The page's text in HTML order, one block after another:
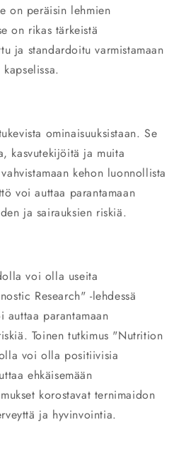
on peräisin lehmien
on rikas tärkeistä
ja standardoitu varmistamaan
ominaisuuksistaan. Se
kasvutekijöitä ja muita
kehon luonnollista
voi auttaa parantamaan
ja sairauksien riskiä.
voi olla useita
Research" -lehdessä
parantamaan
Toinen tutkimus "Nutrition
voi olla positiivisia
ehkäisemään
korostavat ternimaidon
ja hyvinvointia.